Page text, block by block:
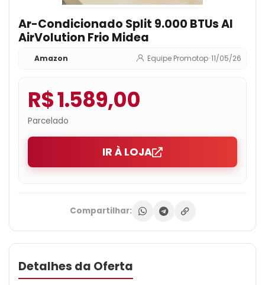
Ar-Condicionado Split 9.000 BTUs AI
AirVolution Frio Midea
Amazon Equipe Promotop•11/05/26
R$ 1.589,00
Parcelado
IR À LOJA
Compartilhar:
Detalhes da Oferta